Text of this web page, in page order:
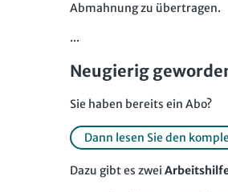
Abmahnung zu übertragen.
...
Neugierig
Sie haben bereits ein Abo?
Dann lesen Sie den
Dazu gibt es zwei